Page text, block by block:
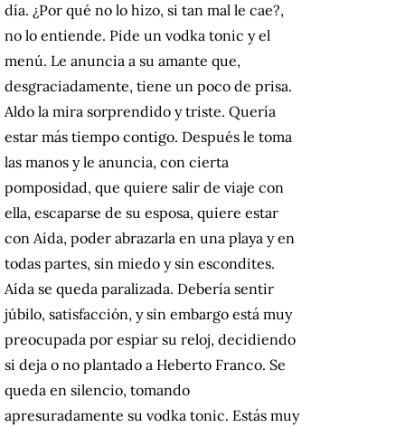
día. ¿Por qué no lo hizo, si tan mal le cae?,
no lo entiende. Pide un vodka tonic y el
menú. Le anuncia a su amante que,
desgraciadamente, tiene un poco de prisa.
Aldo la mira sorprendido y triste. Quería
estar más tiempo contigo. Después le toma
las manos y le anuncia, con cierta
pomposidad, que quiere salir de viaje con
ella, escaparse de su esposa, quiere estar
con Aída, poder abrazarla en una playa y en
todas partes, sin miedo y sin escondites.
Aída se queda paralizada. Debería sentir
júbilo, satisfacción, y sin embargo está muy
preocupada por espiar su reloj, decidiendo
si deja o no plantado a Heberto Franco. Se
queda en silencio, tomando
apresuradamente su vodka tonic. Estás muy